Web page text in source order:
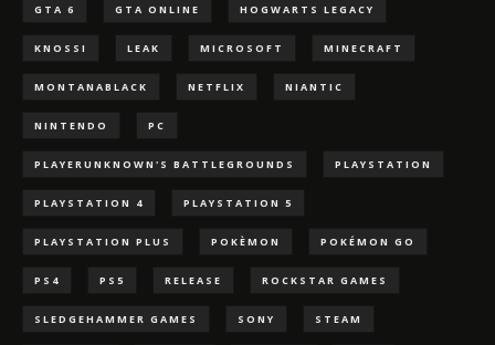
GTA 6 GTA ONLINE HOGWARTS LEGACY
KNOSSI LEAK MICROSOFT MINECRAFT
MONTANABLACK NETFLIX NIANTIC
NINTENDO PC
PLAYERUNKNOWN'S BATTLEGROUNDS PLAYSTATION
PLAYSTATION 4 PLAYSTATION 5
PLAYSTATION PLUS POKÈMON POKÉMON GO
PS4 PS5 RELEASE ROCKSTAR GAMES
SLEDGEHAMMER GAMES SONY STEAM